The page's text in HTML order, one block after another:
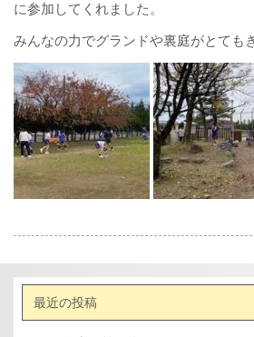
に参加してくれました。
みんなの力でグランドや裏庭がとても
最近の投稿